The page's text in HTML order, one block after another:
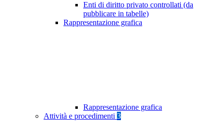
Enti di diritto privato controllati (da
pubblicare in tabelle)
Rappresentazione grafica
Rappresentazione grafica
Attività e procedimenti 3